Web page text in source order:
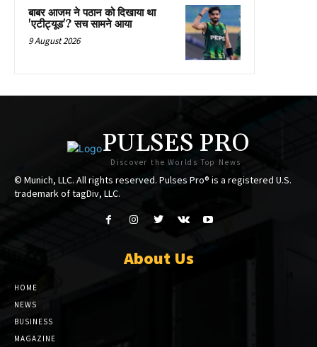
बाबर आजम ने पठान को दिखाया था
'एटीट्यूड'? सच सामने आया
9 August 2026
PULSES PRO
Discover the Worlds Top News
© Munich, LLC. All rights reserved. Pulses Pro® is a registered U.S.
trademark of tagDiv, LLC.
About Us
HOME
NEWS
BUSINESS
MAGAZINE